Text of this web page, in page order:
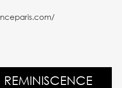
REMINISCENCE